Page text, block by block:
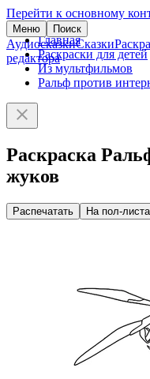
Перейти к основному
Меню Поиск
АудиосказкиСказки
редактора
Главная
Раскраски для детей
Из мультфильмов
Ральф против
Раскраска
жуков
Распечатать На пол-листа